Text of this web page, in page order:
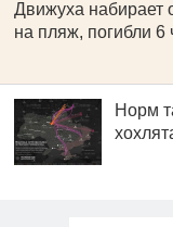
Движуха набирает
на пляж, погибли 6
Норм